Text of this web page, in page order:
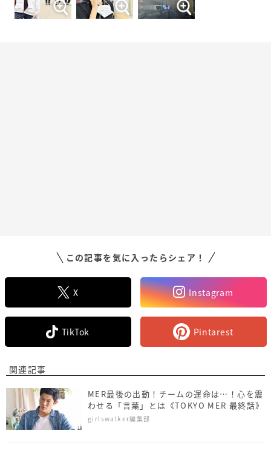
この記事を気に入ったらシェア！
X Instagram
TikTok Pintarest
関連記事
MER最後の出動！チームの運命は…！心を震
わせる「言葉」とは《TOKYO MER 最終話》
girlswalker編集部